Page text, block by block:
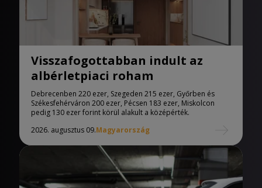
Visszafogottabban indult az
albérletpiaci roham
Debrecenben 220 ezer, Szegeden 215 ezer, Győrben és
Székesfehérváron 200 ezer, Pécsen 183 ezer, Miskolcon
pedig 130 ezer forint körül alakult a középérték.
2026. augusztus 09.Magyarország